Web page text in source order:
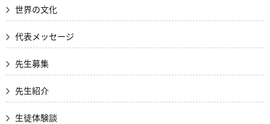
世界の文化
代表メッセージ
先生募集
先生紹介
生徒体験談